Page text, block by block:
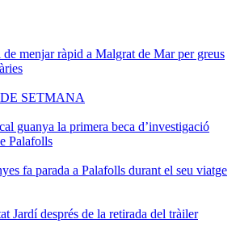
menjar ràpid a Malgrat de Mar per greus
SETMANA
guanya la primera beca d’investigació
Palafolls
fa parada a Palafolls durant el seu viatge
Jardí després de la retirada del tràiler